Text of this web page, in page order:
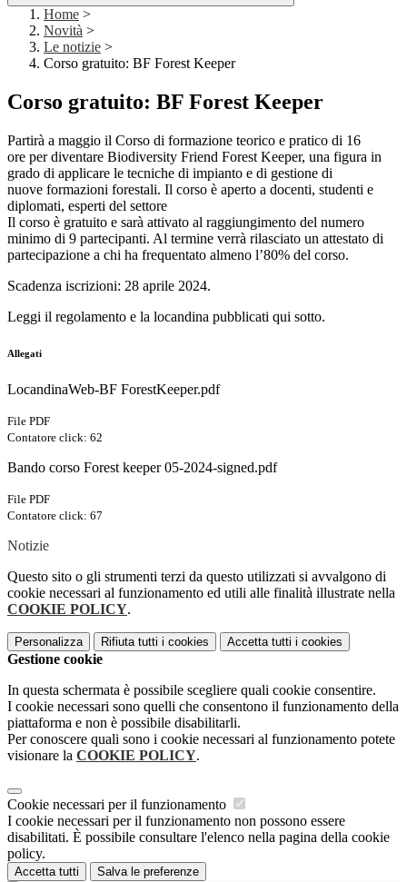
Home >
Novità >
Le notizie >
Corso gratuito: BF Forest Keeper
Corso gratuito: BF Forest Keeper
Partirà a maggio il Corso di formazione teorico e pratico di 16
ore per diventare Biodiversity Friend Forest Keeper, una figura in
grado di applicare le tecniche di impianto e di gestione di
nuove formazioni forestali. Il corso è aperto a docenti, studenti e
diplomati, esperti del settore
Il corso è gratuito e sarà attivato al raggiungimento del numero
minimo di 9 partecipanti. Al termine verrà rilasciato un attestato di
partecipazione a chi ha frequentato almeno l’80% del corso.
Scadenza iscrizioni: 28 aprile 2024.
Leggi il regolamento e la locandina pubblicati qui sotto.
Allegati
LocandinaWeb-BF ForestKeeper.pdf
File PDF
Contatore click: 62
Bando corso Forest keeper 05-2024-signed.pdf
File PDF
Contatore click: 67
Notizie
Questo sito o gli strumenti terzi da questo utilizzati si avvalgono di
cookie necessari al funzionamento ed utili alle finalità illustrate nella
COOKIE POLICY.
Personalizza Rifiuta tutti i cookies Accetta tutti i cookies
Gestione cookie
In questa schermata è possibile scegliere quali cookie consentire.
I cookie necessari sono quelli che consentono il funzionamento della
piattaforma e non è possibile disabilitarli.
Per conoscere quali sono i cookie necessari al funzionamento potete
visionare la COOKIE POLICY.
Cookie necessari per il funzionamento
I cookie necessari per il funzionamento non possono essere
disabilitati. È possibile consultare l'elenco nella pagina della cookie
policy.
Accetta tutti Salva le preferenze